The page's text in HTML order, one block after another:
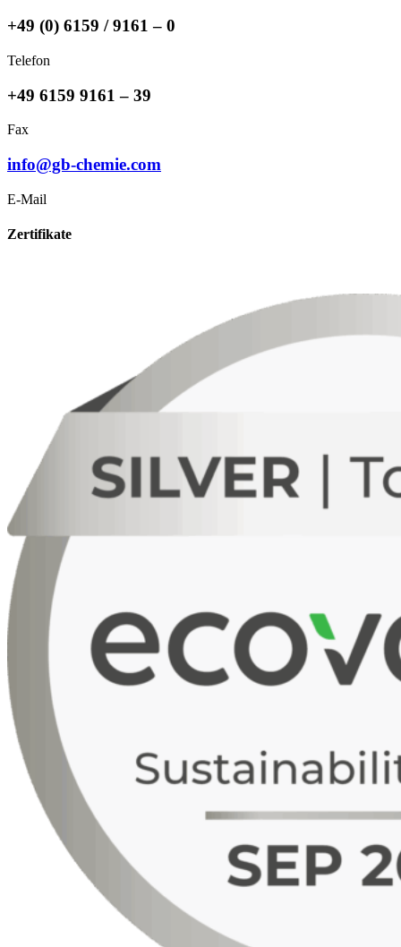
+49 (0) 6159 / 9161 – 0
Telefon
+49 6159 9161 – 39
Fax
info@gb-chemie.com
E-Mail
Zertifikate